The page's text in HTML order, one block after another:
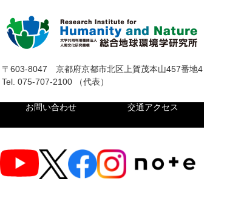
〒603-8047 京都府京都市北区上賀茂本山457番地4
Tel. 075-707-2100 （代表）
お問い合わせ 交通アクセス